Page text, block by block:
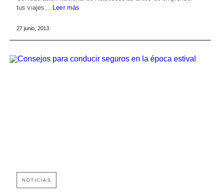
tus viajes… Leer más
27 junio, 2013
NOTICIAS